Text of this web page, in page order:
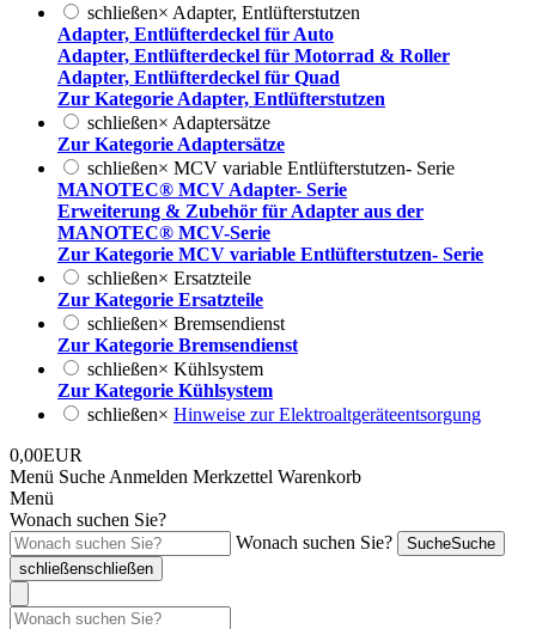
schließen× Adapter, Entlüfterstutzen
Adapter, Entlüfterdeckel für Auto
Adapter, Entlüfterdeckel für Motorrad & Roller
Adapter, Entlüfterdeckel für Quad
Zur Kategorie Adapter, Entlüfterstutzen
schließen× Adaptersätze
Zur Kategorie Adaptersätze
schließen× MCV variable Entlüfterstutzen- Serie
MANOTEC® MCV Adapter- Serie
Erweiterung & Zubehör für Adapter aus der
MANOTEC® MCV-Serie
Zur Kategorie MCV variable Entlüfterstutzen- Serie
schließen× Ersatzteile
Zur Kategorie Ersatzteile
schließen× Bremsendienst
Zur Kategorie Bremsendienst
schließen× Kühlsystem
Zur Kategorie Kühlsystem
schließen× Hinweise zur Elektroaltgeräteentsorgung
0,00EUR
Menü Suche Anmelden Merkzettel Warenkorb
Menü
Wonach suchen Sie?
Wonach suchen Sie?
SucheSuche
schließenschließen